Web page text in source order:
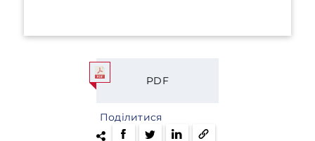
PDF
Поділитися